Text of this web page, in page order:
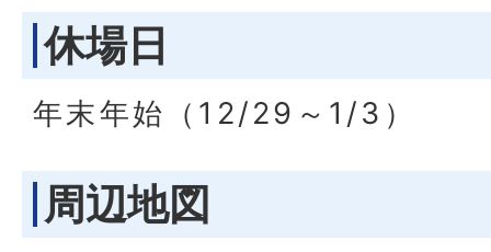
休場日
年末年始（12/29～1/3）
周辺地図